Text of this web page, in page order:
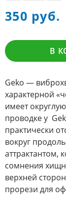
350 руб.
В
Geko —
характерной
имеет
проводке у
практически
вокруг
аттрактантом,
сомнения
верхней
прорези для